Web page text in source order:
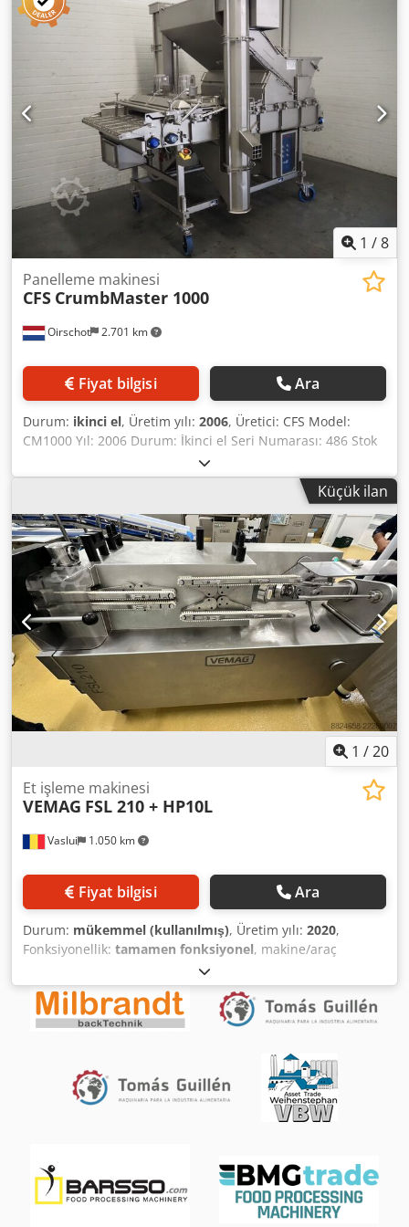
geçmiş 400V / 50 Hz 112 kW 199 A Endüstriyel et ve gıda
işleme için uygun Yüksek üretim kapasitesine göre
1 /8
Oirschot 2.701 km
Panelleme makinesi
CFS CrumbMaster 1000
Fiyat bilgisi Ara
Durum: ikinci el, Üretim yılı: 2006, Üretici: CFS Model:
CM1000 Yıl: 2006 Durum: İkinci el Seri Numarası: 486 Stok
Numarası: 3400P Bant Genişliği: 1000 mm Güç: 3 x 400V,
50Hz, 3kW Ölçüler: 2650 x 1800 x 2400 mm Dcsdpfx
Küçük ilan
1 /20
Vaslui 1.050 km
Et işleme makinesi
VEMAG FSL 210 + HP10L
Fiyat bilgisi Ara
Durum: mükemmel (kullanılmış), Üretim yılı: 2020,
Fonksiyonellik: tamamen fonksiyonel, makine/araç
, toplam ağırlık:
V, giriş akımı türü:trifaze, güç:7 kW (9,52 bg), giriş
frekansı:
50 Hz, Üretici: VEMAG Maschinenbau GmbH
Model: FSL 210 Bağlama Makinesi + HP10L Üretim Yılı: 2020
durumda Hemen kullanıma hazır, tam bir dolum ve
bağlama üretim hattı. Her iki makine de Vemag'dan
(Almanya) olup, tek bir paket olarak satılmaktadır. Sosisler
için eksiksiz, uçtan uca çözüm. VEMAG FSL 210, doğal,
şekilde porsiyonlanması için tasarlanmış, yüksek
performanslı, otomatik sosis bağlama ve bükme ünitesidir.
Makine, doğru bağlama uzunlukları, yüksek üretim
kapasitesi ve tutarlı ürün kalitesi sağlar. Bir ayırma cihazı